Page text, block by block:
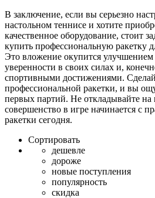
В заключение, если вы серьезно
настольном теннисе и хотите
качественное оборудование, стоит
купить профессиональную ракетку
Это вложение окупится
уверенности в своих силах и,
спортивными достижениями.
профессиональной ракетки, и вы
первых партий. Не откладывайте
совершенство в игре начинается с
ракетки сегодня.
Сортировать
дешевле
дороже
новые поступления
популярность
скидка